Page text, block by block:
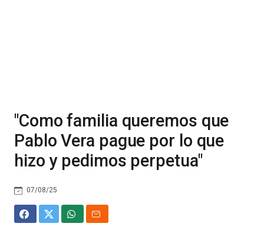
"Como familia queremos que
Pablo Vera pague por lo que
hizo y pedimos perpetua"
07/08/25